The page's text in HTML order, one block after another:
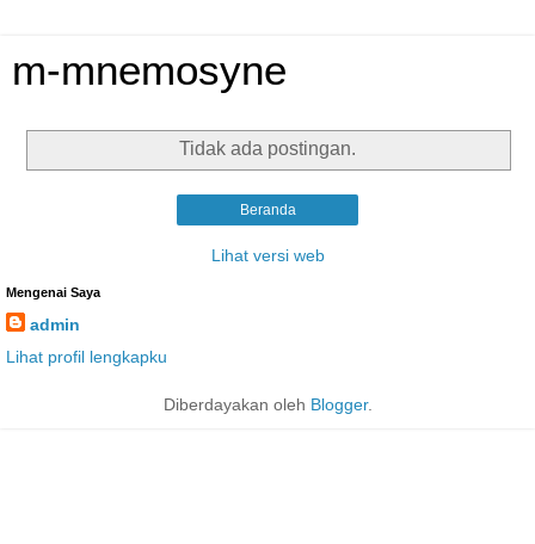
m-mnemosyne
Tidak ada postingan.
Beranda
Lihat versi web
Mengenai Saya
admin
Lihat profil lengkapku
Diberdayakan oleh Blogger.